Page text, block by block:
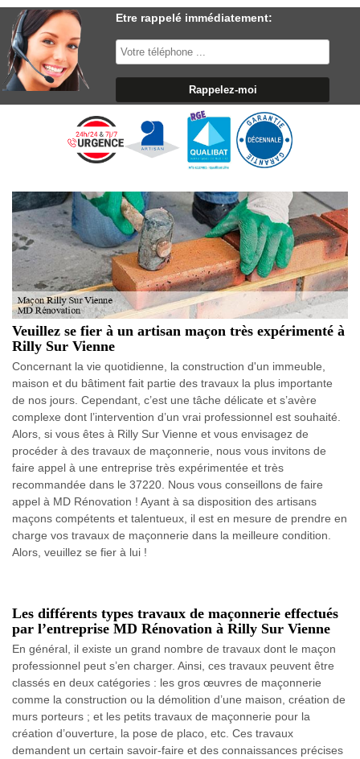
Etre rappelé immédiatement:
Veuillez se fier à un artisan maçon très expérimenté à
Rilly Sur Vienne
Concernant la vie quotidienne, la construction d'un immeuble,
maison et du bâtiment fait partie des travaux la plus importante
de nos jours. Cependant, c’est une tâche délicate et s’avère
complexe dont l’intervention d’un vrai professionnel est souhaité.
Alors, si vous êtes à Rilly Sur Vienne et vous envisagez de
procéder à des travaux de maçonnerie, nous vous invitons de
faire appel à une entreprise très expérimentée et très
recommandée dans le 37220. Nous vous conseillons de faire
appel à MD Rénovation ! Ayant à sa disposition des artisans
maçons compétents et talentueux, il est en mesure de prendre en
charge vos travaux de maçonnerie dans la meilleure condition.
Alors, veuillez se fier à lui !
Les différents types travaux de maçonnerie effectués
par l’entreprise MD Rénovation à Rilly Sur Vienne
En général, il existe un grand nombre de travaux dont le maçon
professionnel peut s’en charger. Ainsi, ces travaux peuvent être
classés en deux catégories : les gros œuvres de maçonnerie
comme la construction ou la démolition d’une maison, création de
murs porteurs ; et les petits travaux de maçonnerie pour la
création d’ouverture, la pose de placo, etc. Ces travaux
demandent un certain savoir-faire et des connaissances précises